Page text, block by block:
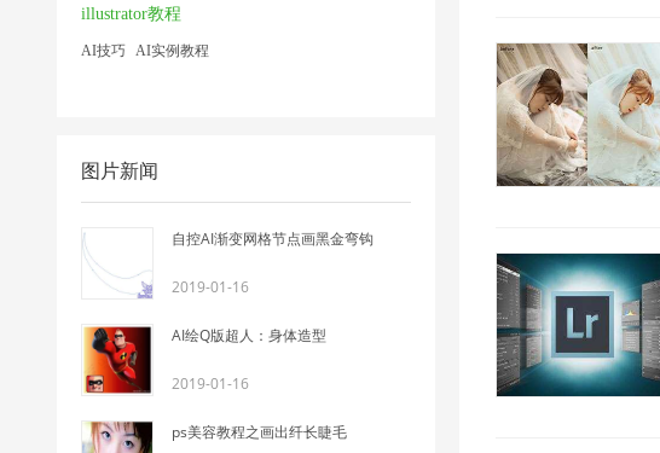
illustrator教程
AI技巧 AI实例教程
图片新闻
自控AI渐变网格节点画黑金弯钩
2019-01-16
AI绘Q版超人：身体造型
2019-01-16
ps美容教程之画出纤长睫毛